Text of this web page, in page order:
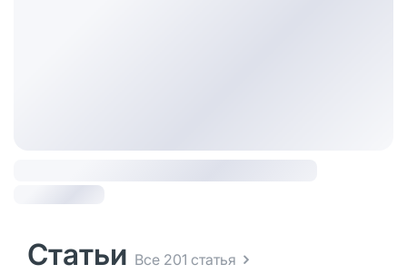
Статьи Все 201 статья